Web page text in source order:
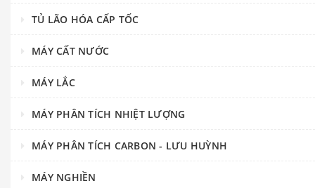
TỦ LÃO HÓA CẤP TỐC
MÁY CẤT NƯỚC
MÁY LẮC
MÁY PHÂN TÍCH NHIỆT LƯỢNG
MÁY PHÂN TÍCH CARBON - LƯU HUỲNH
MÁY NGHIỀN